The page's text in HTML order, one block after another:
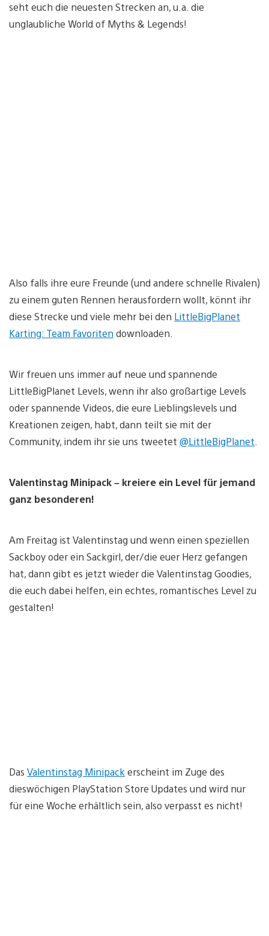
seht euch die neuesten Strecken an, u.a. die
unglaubliche World of Myths & Legends!
Also falls ihre eure Freunde (und andere schnelle Rivalen)
zu einem guten Rennen herausfordern wollt, könnt ihr
diese Strecke und viele mehr bei den LittleBigPlanet
Karting: Team Favoriten downloaden.
Wir freuen uns immer auf neue und spannende
LittleBigPlanet Levels, wenn ihr also großartige Levels
oder spannende Videos, die eure Lieblingslevels und
Kreationen zeigen, habt, dann teilt sie mit der
Community, indem ihr sie uns tweetet @LittleBigPlanet
Valentinstag Minipack – kreiere ein Level für jemand
ganz besonderen!
Am Freitag ist Valentinstag und wenn einen speziellen
Sackboy oder ein Sackgirl, der/die euer Herz gefangen
hat, dann gibt es jetzt wieder die Valentinstag Goodies,
die euch dabei helfen, ein echtes, romantisches Level zu
gestalten!
Das Valentinstag Minipack erscheint im Zuge des
dieswöchigen PlayStation Store Updates und wird nur
für eine Woche erhältlich sein, also verpasst es nicht!